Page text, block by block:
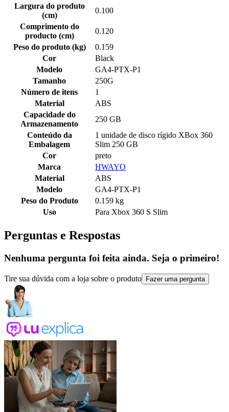
Largura do produto
(cm)
0.100
Comprimento do
producto (cm)
0.120
Peso do produto (kg)
0.159
Cor
Black
Modelo
GA4-PTX-P1
Tamanho
250G
Número de itens
1
Material
ABS
Capacidade do
Armazenamento
250 GB
Conteúdo da
Embalagem
1 unidade de disco rígido XBox 360
Slim 250 GB
Cor
preto
Marca
HWAYO
Material
ABS
Modelo
GA4-PTX-P1
Peso do Produto
0.159 kg
Uso
Para Xbox 360 S Slim
Perguntas e Respostas
Nenhuma pergunta foi feita ainda. Seja o primeiro!
Tire sua dúvida com a loja sobre o produto Fazer uma pergunta